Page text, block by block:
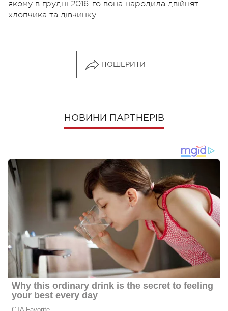
якому в грудні 2016-го вона народила двійнят -
хлопчика та дівчинку.
ПОШЕРИТИ
НОВИНИ ПАРТНЕРІВ